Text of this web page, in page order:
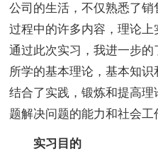
公司的生活，不仅熟悉了
过程中的许多内容，理论上
通过此次实习，我进一步
所学的基本理论，基本知识
结合了实践，锻炼和提高
题解决问题的能力和社会工
实习目的